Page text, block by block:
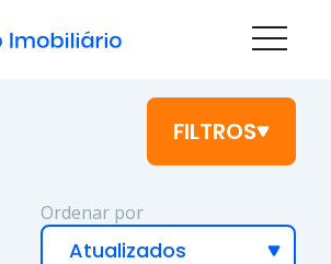
FILTROS
Ordenar por